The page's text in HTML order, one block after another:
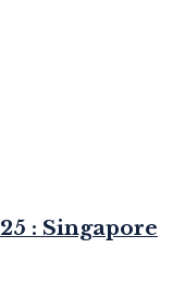
: Singapore